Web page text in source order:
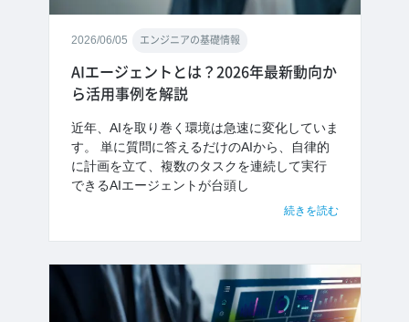
2026/06/05 エンジニアの基礎情報
AIエージェントとは？2026年最新動向か
ら活用事例を解説
近年、AIを取り巻く環境は急速に変化していま
す。 単に質問に答えるだけのAIから、自律的
に計画を立て、複数のタスクを連続して実行
できるAIエージェントが台頭し
続きを読む